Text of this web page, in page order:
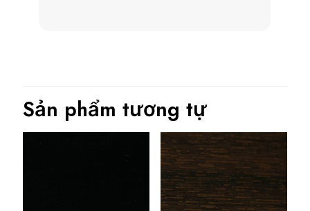
Sản phẩm tương tự